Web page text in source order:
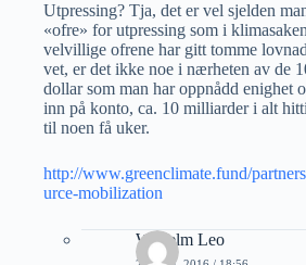
Utpressing? Tja, det er vel sjelden
«ofre» for utpressing som i
velvillige ofrene har gitt tomme
vet, er det ikke noe i nærheten av de
dollar som man har oppnådd enighet
inn på konto, ca. 10 milliarder i alt
til noen få uker.
http://www.greenclimate.fund/
urce-mobilization
Wilhelm Leo